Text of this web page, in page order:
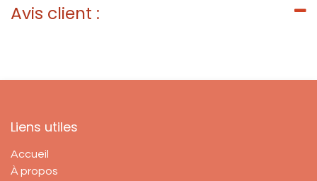
Avis client :
Liens utiles
Accueil
À propos